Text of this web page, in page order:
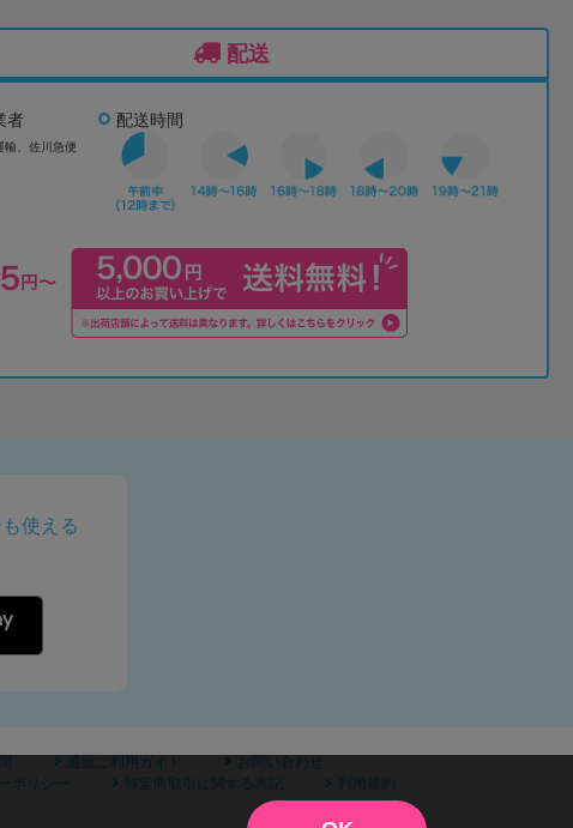
配送
者
輸、佐川急便
配送時間
使える
通販ご利用ガイド
お問い合わせ
ポリシー 特定商取引に関する表記 利用規約